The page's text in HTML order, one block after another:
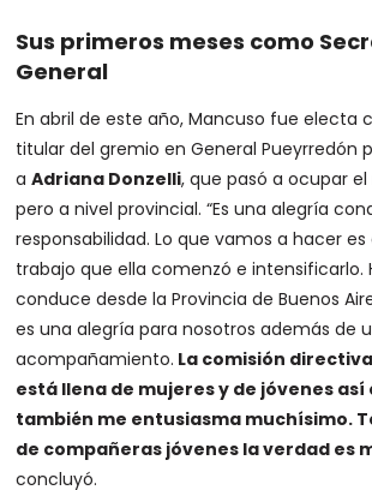
Sus primeros meses como
General
En abril de este año, Mancuso fue electa
titular del gremio en General Pueyrredón
aAdriana Donzelli, que pasó a ocupar
pero a nivel provincial. “Es una alegría
responsabilidad. Lo que vamos a hacer
trabajo que ella comenzó e intensificarlo.
conduce desde la Provincia de Buenos
es una alegría para nosotros además de
acompañamiento. La comisión
está llena de mujeres y de jóvenes así
también me entusiasma muchísimo.
de compañeras jóvenes la verdad es
concluyó.